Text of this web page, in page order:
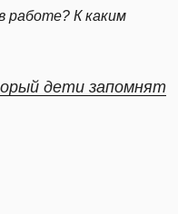
работе? К каким
дети запомнят